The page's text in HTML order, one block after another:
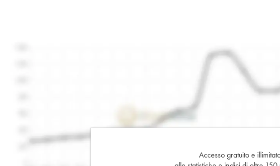
Accesso gratuito e